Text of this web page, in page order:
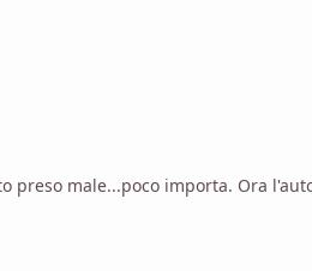
male...poco importa. Ora